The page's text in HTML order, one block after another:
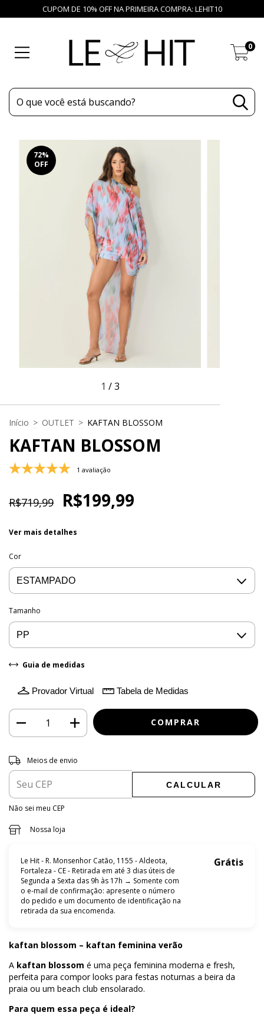
CUPOM DE 10% OFF NA PRIMEIRA COMPRA: LEHIT10
0
72%
OFF
1 /3
Início > OUTLET > KAFTAN BLOSSOM
KAFTAN BLOSSOM
1 avaliação
R$719,99 R$199,99
Ver mais detalhes
Cor
Tamanho
Guia de medidas
Provador Virtual Tabela de Medidas
Entregas para o CEP:
Meios de envio
CALCULAR
Não sei meu CEP
Nossa loja
Le Hit - R. Monsenhor Catão, 1155 - Aldeota,
Fortaleza - CE - Retirada em até 3 dias úteis de
Segunda a Sexta das 9h às 17h → Somente com
o e-mail de confirmação: apresente o número
do pedido e um documento de identificação na
retirada da sua encomenda.
Grátis
kaftan blossom – kaftan feminina verão
A kaftan blossom é uma peça feminina moderna e fresh,
perfeita para compor looks para festas noturnas a beira da
praia ou um beach club ensolarado.
Para quem essa peça é ideal?